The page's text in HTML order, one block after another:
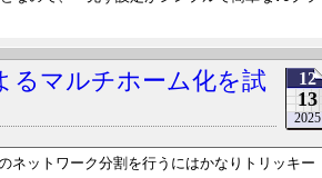
12
13
2025
るマルチホーム化を試
ネットワーク分割を行うにはかなりトリッキー